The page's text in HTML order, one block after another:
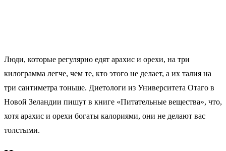
Люди, которые регулярно едят арахис и орехи, на три
килограмма легче, чем те, кто этого не делает, а их талия на
три сантиметра тоньше. Диетологи из Университета Отаго в
Новой Зеландии пишут в книге «Питательные вещества», что,
хотя арахис и орехи богаты калориями, они не делают вас
толстыми.